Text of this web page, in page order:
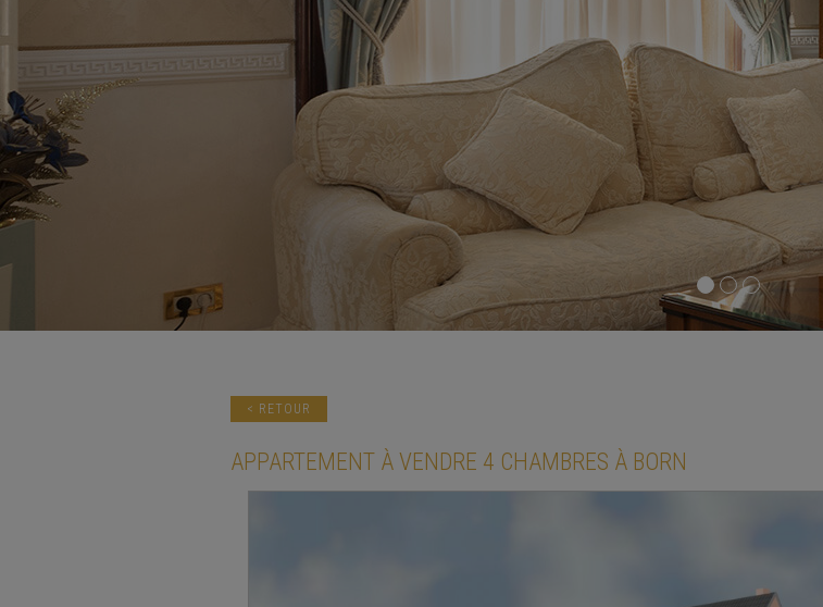
< RETOUR
APPARTEMENT À VENDRE 4 CHAMBRES À BORN